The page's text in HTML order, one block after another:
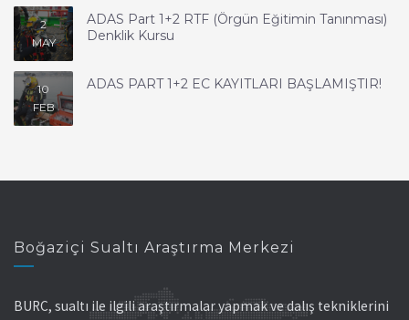
2
MAY
ADAS Part 1+2 RTF (Örgün Eğitimin Tanınması)
Denklik Kursu
10
FEB
ADAS PART 1+2 EC KAYITLARI BAŞLAMIŞTIR!
Boğaziçi Sualtı Araştırma Merkezi
BURC, sualtı ile ilgili araştırmalar yapmak ve dalış tekniklerini